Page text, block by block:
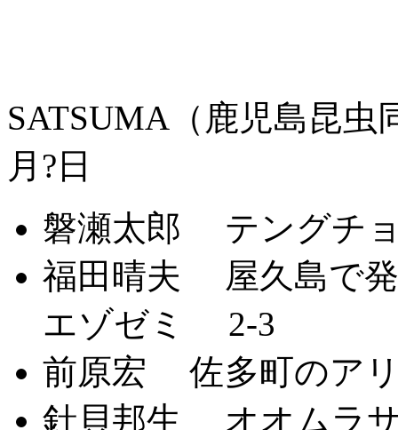
SATSUMA（鹿児島昆虫
月?日
磐瀬太郎 テングチ
福田晴夫 屋久島で発
エゾゼミ 2-3
前原宏 佐多町のア
針貝邦生 オオムラ